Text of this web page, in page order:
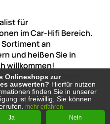
für
im Car-Hifi Bereich.
an
und heißen Sie in
willkommen!
Nordrhein-Westfalen
Montag-Freitag:
möglich!)8:00 Uhr -
Onlineshops zur
auswerten? Hierfür nutzen
finden Sie in unserer
ist freiwillig, Sie können
mehr erfahren
Nein
Ja
Onlineshops zur
auswerten? Hierfür nutzen
finden Sie in unserer
ist freiwillig, Sie können
mehr erfahren
Nein
Ja